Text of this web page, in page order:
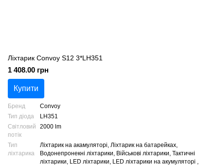
Ліхтарик Convoy S12 3*LH351
1 408.00 грн
Купити
Бренд
Convoy
Тип діода
LH351
Світловий
потік
2000 lm
Тип
ліхтарика
Ліхтарик на акамуляторі, Ліхтарик на батарейках,
Водонепронекні ліхтарики, Військові ліхтарики, Тактичні
ліхтарики, LED ліхтарики, LED ліхтарики на акумуляторі ,